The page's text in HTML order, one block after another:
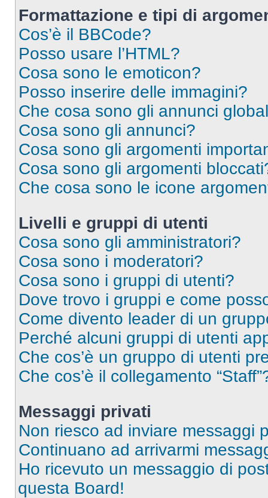
Formattazione e tipi di
Cos’è il BBCode?
Posso usare l’HTML?
Cosa sono le emoticon?
Posso inserire delle immagini?
Che cosa sono gli annunci
Cosa sono gli annunci?
Cosa sono gli argomenti
Cosa sono gli argomenti
Che cosa sono le icone
Livelli e gruppi di utenti
Cosa sono gli amministratori?
Cosa sono i moderatori?
Cosa sono i gruppi di utenti?
Dove trovo i gruppi e come
Come divento leader di un
Perché alcuni gruppi di utenti
Che cos’è un gruppo di utenti
Che cos’è il collegamento
Messaggi privati
Non riesco ad inviare messaggi
Continuano ad arrivarmi
Ho ricevuto un messaggio di
questa Board!